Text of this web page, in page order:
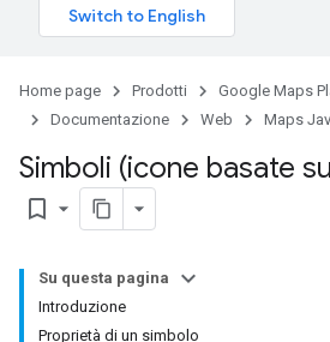
Home page Prodotti
Google Maps
Documentazione
Web Maps
Simboli (icone basate
bookmark_border
Su questa pagina
Introduzione
Proprietà di un simbolo